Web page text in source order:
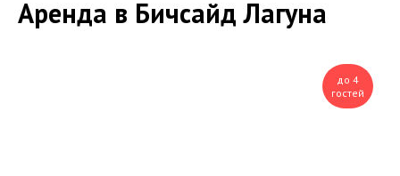
Аренда в Бичсайд Лагуна
до 4
гостей